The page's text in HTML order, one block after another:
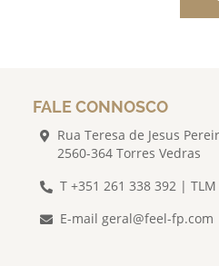
FALE CONNOSCO
Rua Teresa de Jesus
2560-364 Torres Vedras
T +351 261 338 392 |
E-mailgeral@feel-fp.com